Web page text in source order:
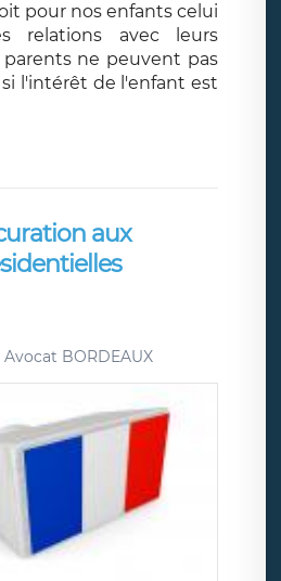
pour nos enfants celui
relations avec leurs
parents ne peuvent pas
l'intérêt de l'enfant est
aux
BORDEAUX